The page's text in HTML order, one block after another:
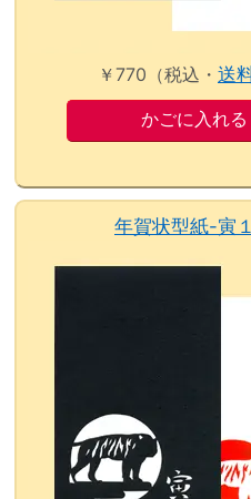
￥770（税込・ 送
年賀状型紙-寅